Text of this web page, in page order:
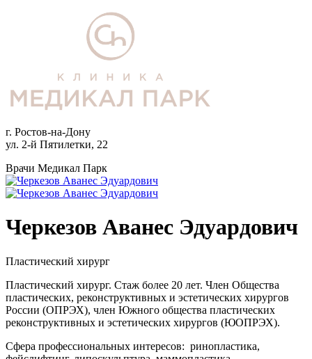
г. Ростов-на-Дону
ул. 2-й Пятилетки, 22
Врачи Медикал Парк
Черкезов Аванес Эдуардович
Пластический хирург
Пластический хирург. Стаж более 20 лет. Член Общества
пластических, реконструктивных и эстетических хирургов
России (ОПРЭХ), член Южного общества пластических
реконструктивных и эстетических хирургов (ЮОПРЭХ).
Сфера профессиональных интересов: ринопластика,